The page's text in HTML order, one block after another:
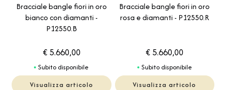
Bracciale bangle fiori in oro
bianco con diamanti -
P12550.B
€ 5.660,00
Subito disponibile
Visualizza articolo
Bracciale bangle fiori in oro
rosa e diamanti - P12550.R
€ 5.660,00
Subito disponibile
Visualizza articolo